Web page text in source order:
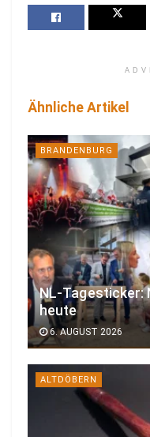
Ähnliche Artikel
BRANDENBURG
NL-Tagesticker:
heute
6. AUGUST 2026
ALTDÖBERN